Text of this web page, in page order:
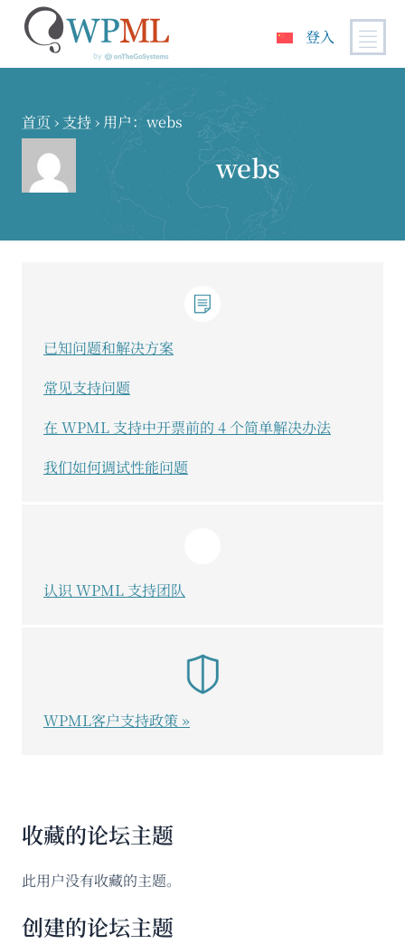
登入
首页 › 支持› 用户：webs
webs
收藏的论坛主题
此用户没有收藏的主题。
创建的论坛主题
已知问题和解决方案
常见支持问题
在 WPML 支持中开票前的 4 个简单解决办法
我们如何调试性能问题
认识 WPML 支持团队
WPML客户支持政策 »